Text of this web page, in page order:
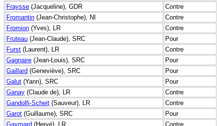
Fraysse (Jacqueline), GDR
Contre
Fromantin (Jean-Christophe), NI
Contre
Fromion (Yves), LR
Contre
Fruteau (Jean-Claude), SRC
Pour
Furst (Laurent), LR
Contre
Gagnaire (Jean-Louis), SRC
Pour
Gaillard (Geneviève), SRC
Pour
Galut (Yann), SRC
Pour
Ganay (Claude de), LR
Contre
Gandolfi-Scheit (Sauveur), LR
Contre
Garot (Guillaume), SRC
Pour
Gaymard (Hervé), LR
Contre